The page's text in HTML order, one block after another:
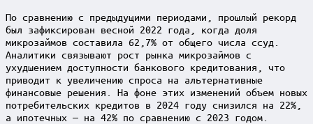
По сравнению с предыдущими периодами, прошлый рекорд
был зафиксирован весной 2022 года, когда доля
микрозаймов составила 62,7% от общего числа ссуд.
Аналитики связывают рост рынка микрозаймов с
ухудшением доступности банкового кредитования, что
приводит к увеличению спроса на альтернативные
финансовые решения. На фоне этих изменений объем новых
потребительских кредитов в 2024 году снизился на 22%,
а ипотечных — на 42% по сравнению с 2023 годом.